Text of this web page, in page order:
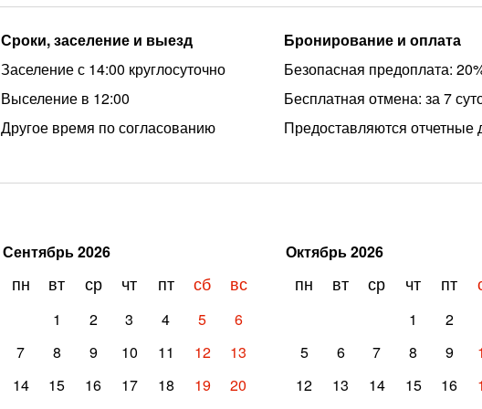
Сроки, заселение и выезд
Заселение с 14:00 круглосуточно
Выселение в 12:00
Другое время по согласованию
Бронирование и оплата
Безопасная предоплата:
Бесплатная отмена: за 7
Предоставляются отчетные
Сентябрь2026
пн вт ср чт пт сб вс
1 2 3 4 5
6
7
8 9 10 11 12
13
14
15 16 17 18 19
20
Октябрь2026
пн вт ср чт пт
1 2
5
6 7 8 9
12
13 14 15 16